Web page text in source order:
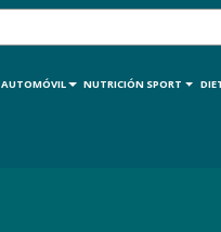
AUTOMÓVIL NUTRICIÓN SPORT